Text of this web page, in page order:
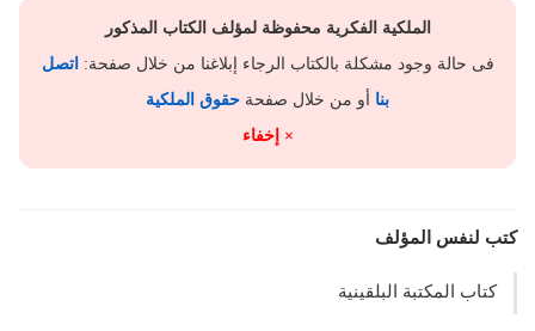
الملكية الفكرية محفوظة لمؤلف الكتاب المذكور
فى حالة وجود مشكلة بالكتاب الرجاء إبلاغنا من خلال صفحة: اتصل
بنا أو من خلال صفحة حقوق الملكية
× إخفاء
كتب لنفس المؤلف
كتاب المكتبة البلقينية